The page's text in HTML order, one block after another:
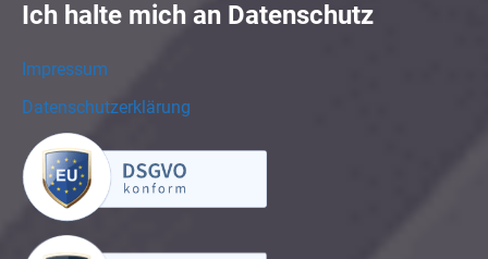
Ich halte mich an Datenschutz
Impressum
Datenschutzerklärung